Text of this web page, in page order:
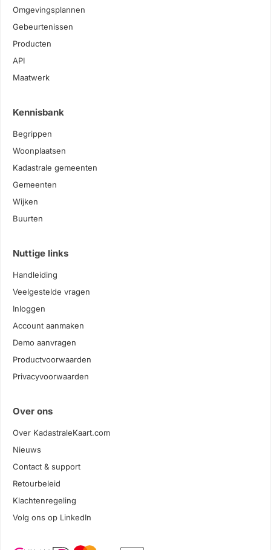
Omgevingsplannen
Gebeurtenissen
Producten
API
Maatwerk
Kennisbank
Begrippen
Woonplaatsen
Kadastrale gemeenten
Gemeenten
Wijken
Buurten
Nuttige links
Handleiding
Veelgestelde vragen
Inloggen
Account aanmaken
Demo aanvragen
Productvoorwaarden
Privacyvoorwaarden
Over ons
Over KadastraleKaart.com
Nieuws
Contact & support
Retourbeleid
Klachtenregeling
Volg ons op LinkedIn